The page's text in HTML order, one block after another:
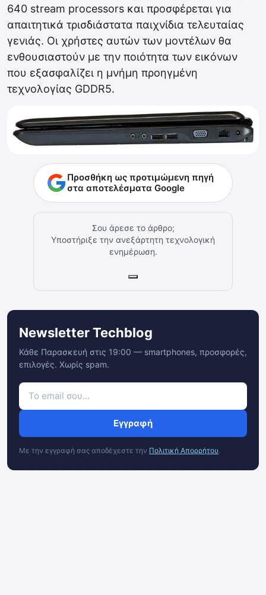
640 stream processors και προσφέρεται για
απαιτητικά τρισδιάστατα παιχνίδια τελευταίας
γενιάς. Οι χρήστες αυτών των μοντέλων θα
ενθουσιαστούν με την ποιότητα των εικόνων
που εξασφαλίζει η μνήμη προηγμένη
τεχνολογίας GDDR5.
Προσθήκη ως προτιμώμενη πηγή
στα αποτελέσματα Google
Σου άρεσε το άρθρο;
Υποστήριξε την ανεξάρτητη τεχνολογική
ενημέρωση.
Newsletter Techblog
Κάθε Παρασκευή στις 19:00 — smartphones, προσφορές,
επιλογές. Χωρίς spam.
Εγγραφή
Με την εγγραφή σας αποδέχεστε την Πολιτική Απορρήτου.